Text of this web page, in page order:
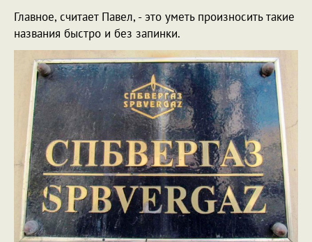
Главное, считает Павел, - это уметь произносить такие
названия быстро и без запинки.